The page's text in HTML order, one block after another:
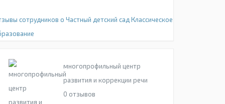
сотрудников о Частный детский сад Классическое
многопрофильный центр
развития и коррекции речи
0 отзывов